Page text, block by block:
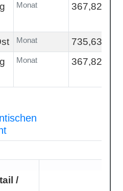
Monat 367,82 €
Monat
735,63 €
Monat 367,82 €
/